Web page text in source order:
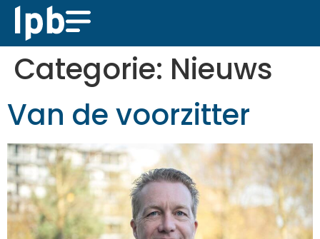
Categorie: Nieuws
Van de voorzitter